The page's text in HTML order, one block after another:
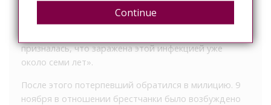
были близкие отношения в данный период времени
призналась, что заражена этой инфекцией уже
около семи лет».
После этого потерпевший обратился в милицию. 9
ноября в отношении брестчанки было возбуждено
Continue